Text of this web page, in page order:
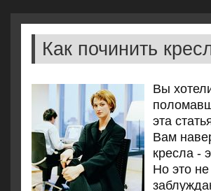
Как починить
Вы
эта
Вам
кресла -
Но это